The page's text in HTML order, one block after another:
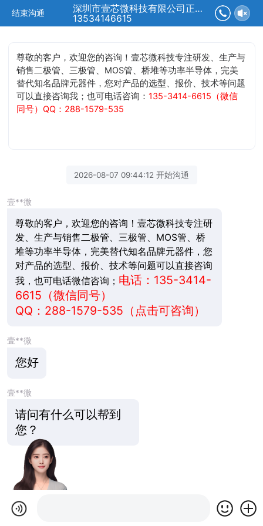
结束沟通
深圳市壹芯微科技有限公司正在为您服务
13534146615
尊敬的客户，欢迎您的咨询！壹芯微科技专注研发、生产与
销售二极管、三极管、MOS管、桥堆等功率半导体，完美
替代知名品牌元器件，您对产品的选型、报价、技术等问题
可以直接咨询我；也可电话咨询：135-3414-6615（微信
同号）QQ：288-1579-535
2026-08-07 09:44:12 开始沟通
壹**微
尊敬的客户，欢迎您的咨询！壹芯微科技专注研
发、生产与销售二极管、三极管、MOS管、桥
堆等功率半导体，完美替代知名品牌元器件，您
对产品的选型、报价、技术等问题可以直接咨询
我，也可电话微信咨询； 电话：135-3414-
6615（微信同号）
QQ： 288-1579-535 （点击可咨询）
壹**微
您好
壹**微
请问有什么可以帮到
您？